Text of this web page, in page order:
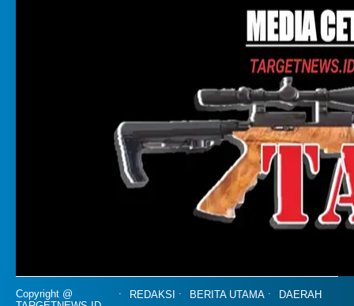
Copyright @
REDAKSI BERITA UTAMA
DAERAH